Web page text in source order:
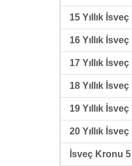
15 Yıllık
16 Yıllık
17 Yıllık
18 Yıllık
19 Yıllık
20 Yıllık
İsveç Kronu